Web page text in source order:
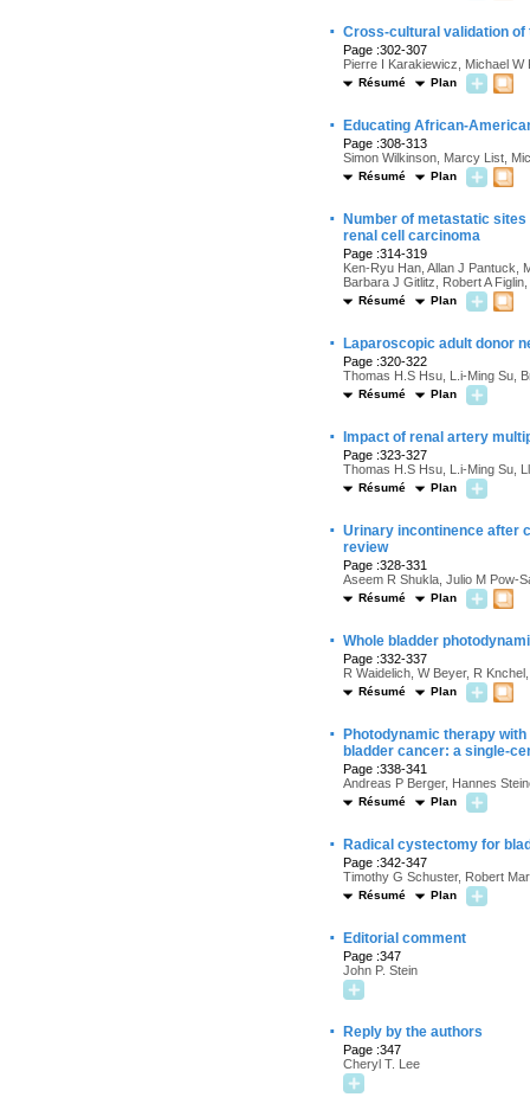
· Cross-cultural validation
Page :302-307
Pierre I Karakiewicz, Michael W
Résumé Plan
· Educating African-
Page :308-313
Simon Wilkinson, Marcy List,
Résumé Plan
·
Number of metastatic
renal cell carcinoma
Page :314-319
Ken-Ryu Han, Allan J Pantuck,
Barbara J Gitlitz, Robert A
Résumé Plan
· Laparoscopic adult donor
Page :320-322
Thomas H.S Hsu, L.i-Ming Su,
Résumé Plan
· Impact of renal artery
Page :323-327
Thomas H.S Hsu, L.i-Ming Su,
Résumé Plan
· Urinary incontinence after
review
Page :328-331
Aseem R Shukla, Julio M Pow-
Résumé Plan
· Whole bladder
Page :332-337
R Waidelich, W Beyer, R
Résumé Plan
·
Photodynamic therapy
bladder cancer: a single-
Page :338-341
Andreas P Berger, Hannes
Résumé Plan
· Radical cystectomy for
Page :342-347
Timothy G Schuster, Robert
Résumé Plan
· Editorial comment
Page :347
John P. Stein
· Reply by the authors
Page :347
Cheryl T. Lee